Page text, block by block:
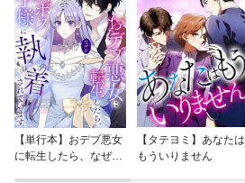
【単行本】おデブ悪女
に転生したら、なぜか
【タテヨミ】あなたは
もういりません